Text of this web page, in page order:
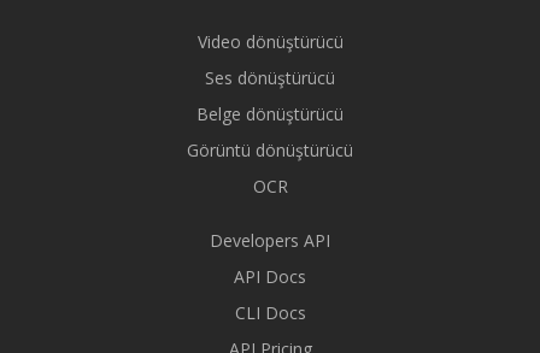
Video dönüştürücü
Ses dönüştürücü
Belge dönüştürücü
Görüntü dönüştürücü
OCR
Developers API
API Docs
CLI Docs